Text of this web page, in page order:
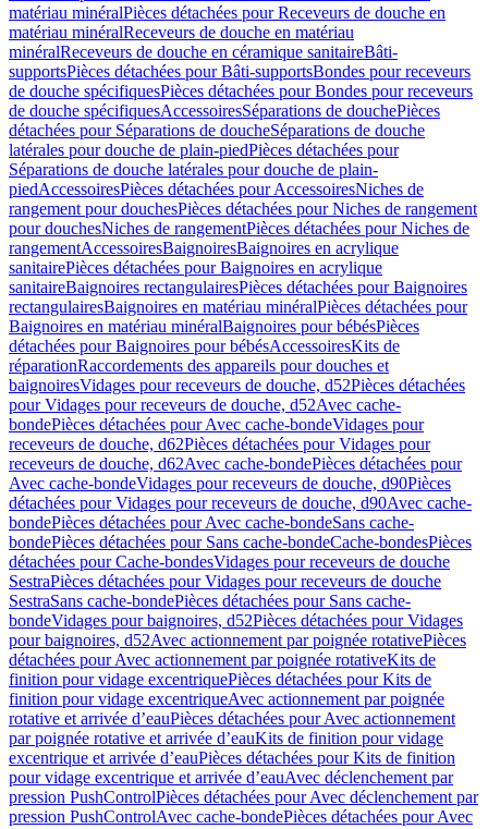
matériau minéralPièces détachées pour Receveurs de douche en
matériau minéralReceveurs de douche en matériau
minéralReceveurs de douche en céramique sanitaireBâti-
supportsPièces détachées pour Bâti-supportsBondes pour receveurs
de douche spécifiquesPièces détachées pour Bondes pour receveurs
de douche spécifiquesAccessoiresSéparations de douchePièces
détachées pour Séparations de doucheSéparations de douche
latérales pour douche de plain-piedPièces détachées pour
Séparations de douche latérales pour douche de plain-
piedAccessoiresPièces détachées pour AccessoiresNiches de
rangement pour douchesPièces détachées pour Niches de rangement
pour douchesNiches de rangementPièces détachées pour Niches de
rangementAccessoiresBaignoiresBaignoires en acrylique
sanitairePièces détachées pour Baignoires en acrylique
sanitaireBaignoires rectangulairesPièces détachées pour Baignoires
rectangulairesBaignoires en matériau minéralPièces détachées pour
Baignoires en matériau minéralBaignoires pour bébésPièces
détachées pour Baignoires pour bébésAccessoiresKits de
réparationRaccordements des appareils pour douches et
baignoiresVidages pour receveurs de douche, d52Pièces détachées
pour Vidages pour receveurs de douche, d52Avec cache-
bondePièces détachées pour Avec cache-bondeVidages pour
receveurs de douche, d62Pièces détachées pour Vidages pour
receveurs de douche, d62Avec cache-bondePièces détachées pour
Avec cache-bondeVidages pour receveurs de douche, d90Pièces
détachées pour Vidages pour receveurs de douche, d90Avec cache-
bondePièces détachées pour Avec cache-bondeSans cache-
bondePièces détachées pour Sans cache-bondeCache-bondesPièces
détachées pour Cache-bondesVidages pour receveurs de douche
SestraPièces détachées pour Vidages pour receveurs de douche
SestraSans cache-bondePièces détachées pour Sans cache-
bondeVidages pour baignoires, d52Pièces détachées pour Vidages
pour baignoires, d52Avec actionnement par poignée rotativePièces
détachées pour Avec actionnement par poignée rotativeKits de
finition pour vidage excentriquePièces détachées pour Kits de
finition pour vidage excentriqueAvec actionnement par poignée
rotative et arrivée d’eauPièces détachées pour Avec actionnement
par poignée rotative et arrivée d’eauKits de finition pour vidage
excentrique et arrivée d’eauPièces détachées pour Kits de finition
pour vidage excentrique et arrivée d’eauAvec déclenchement par
pression PushControlPièces détachées pour Avec déclenchement par
pression PushControlAvec cache-bondePièces détachées pour Avec